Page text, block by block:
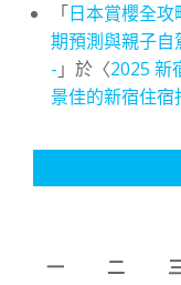
「日本賞櫻全
期預測與親子自
- 」於〈2025 新
景佳的新宿住宿
一
二